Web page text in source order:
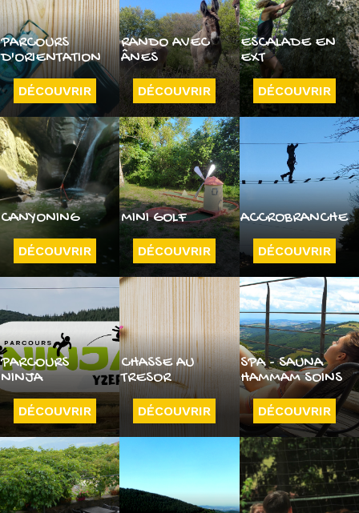
PARCOURS
D'ORIENTATION
DÉCOUVRIR
RANDO AVEC
ÂNES
DÉCOUVRIR
ESCALADE EN
EXT
DÉCOUVRIR
CANYONING
DÉCOUVRIR
MINI GOLF
DÉCOUVRIR
ACCROBRANCHE
DÉCOUVRIR
PARCOURS
NINJA
DÉCOUVRIR
CHASSE AU
TRESOR
DÉCOUVRIR
SPA - SAUNA
HAMMAM SOINS
DÉCOUVRIR